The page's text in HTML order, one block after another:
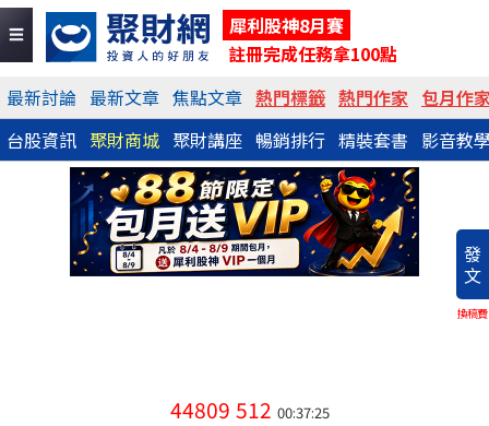
犀利股神8月賽
註冊完成任務拿100點
最新討論 最新文章 焦點文章 熱門標籤 熱門作家 包月作
台股資訊 聚財商城 聚財講座 暢銷排行 精裝套書 影音教
發
文
換稿費
44809 512 00:37:25